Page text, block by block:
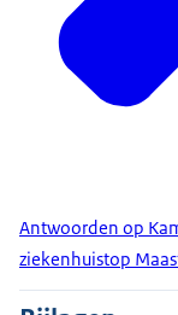
Antwoorden op
ziekenhuistop